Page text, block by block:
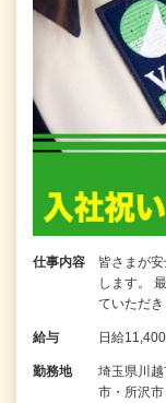
仕事内容
皆さまが
します。
ていただ
給与 日給
勤務地
埼玉県川
市・所沢